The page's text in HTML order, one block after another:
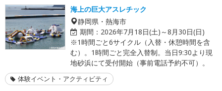
海上の巨大アスレチック
静岡県・熱海市
期間： 2026年7月18日(土)～8月30日(日)
※1時間ごと6サイクル（入替・休憩時間を含
む）。1時間ごと完全入替制。当日9:30より現
地砂浜にて受付開始（事前電話予約不可）。
体験イベント・アクティビティ